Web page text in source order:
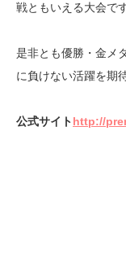
戦ともいえる大会です
是非とも優勝・金メ
に負けない活躍を期
公式サイトhttp://